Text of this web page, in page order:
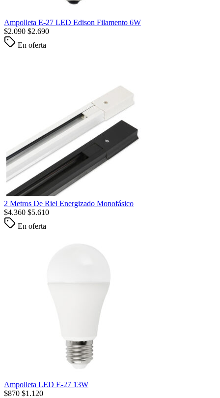
Ampolleta E-27 LED Edison Filamento 6W
$2.090 $2.690
En oferta
2 Metros De Riel Energizado Monofásico
$4.360 $5.610
En oferta
Ampolleta LED E-27 13W
$870 $1.120